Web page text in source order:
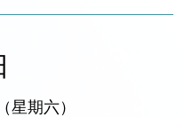
星期六）